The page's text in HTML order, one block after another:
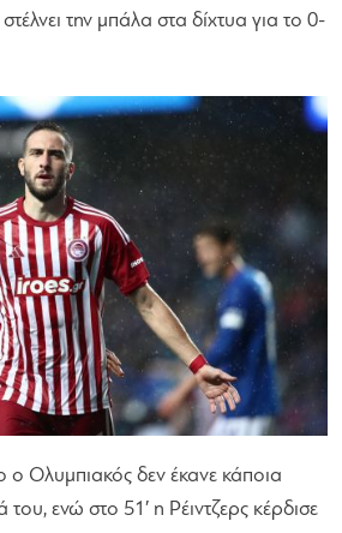
την μπάλα στα δίχτυα για το 0-
ο Ολυμπιακός δεν έκανε κάποια
του, ενώ στο 51′ η Ρέιντζερς κέρδισε